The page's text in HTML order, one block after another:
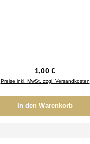
Regulärer Preis:
1,00 €
Preise inkl. MwSt. zzgl. Versandkosten
In den Warenkorb